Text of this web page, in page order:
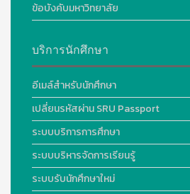
ข้อบังคับมหาวิทยาลัย
บริการนักศึกษา
อีเมล์สำหรับนักศึกษา
เปลี่ยนรหัสผ่าน SRU Passport
ระบบบริการการศึกษา
ระบบบริหารจัดการเรียนรู้
ระบบรับนักศึกษาใหม่